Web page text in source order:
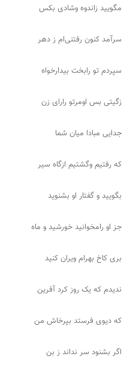
مگویید زاندوه وشادی بکس
سرآمد کنون رفتنی‌ام ز دهر
سپردم تو رابخت بیدارخواه
زگیتی بس اومرتو رارای زن
جدایی مبادا میان شما
که رفتیم وگشتیم ازگاه سیر
بگویید و گفتار او بشنوید
جز او رامخوانید خورشید و ماه
بری کاخ بهرام ویران کنید
ندیدم که یک روز کرد آفرین
که دیوی فرستد بپرخاش من
اگر بشنود سر نداند ز بن